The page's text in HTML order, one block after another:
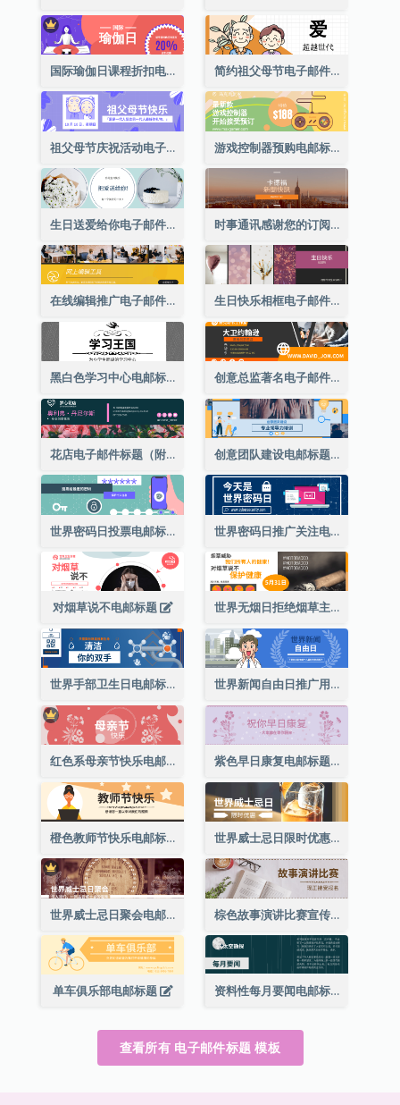
国际瑜伽日课程折扣电子邮件标题 简约祖父母节电子邮件标题
祖父母节庆祝活动电子邮件标题 游戏控制器预购电邮标题
生日送爱给你电子邮件标题 时事通讯感谢您的订阅电子邮件标题
在线编辑推广电子邮件标题 生日快乐相框电子邮件标题
黑白色学习中心电邮标题 创意总监著名电子邮件标题
花店电子邮件标题（附资料） 创意团队建设电邮标题
世界密码日投票电邮标题 世界密码日推广关注电邮标题
对烟草说不电邮标题 世界无烟日拒绝烟草主题短信标题
世界手部卫生日电邮标题 世界新闻自由日推广用电邮标题
红色系母亲节快乐电邮标题 紫色早日康复电邮标题
橙色教师节快乐电邮标题(附插图) 世界威士忌日限时优惠电邮标题
世界威士忌日聚会电邮标题 棕色故事演讲比赛宣传用电邮标题
单车俱乐部电邮标题 资料性每月要闻电邮标题
查看所有 电子邮件标题 模板